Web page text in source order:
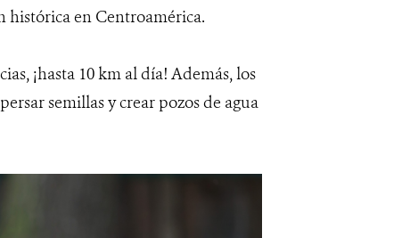
histórica en Centroamérica.
¡hasta 10 km al día! Además, los
semillas y crear pozos de agua